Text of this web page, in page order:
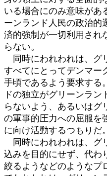
いる場合にのみ意味があ
ーンランド人民の政治的
済的強制が一切利用され
らない。
同時にわれわれは、グ
すべてにとってデンマー
手頃であるよう要求する
ドの独立がグリーンラ
らないよう、あるいはグ
の軍事的圧力への屈服を
に向け活動するつもりだ。
同時にわれわれは、グ
込みを目的にせず、代わ
絞るようなどのようなプ